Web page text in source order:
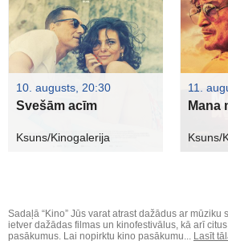
10. augusts, 20:30
Svešām acīm
Ksuns/Kinogalerija
11.
Mana
Ksuns/
Sadaļā “Kino” Jūs varat atrast dažādus ar mūziku
ietver dažādas filmas un kinofestivālus, kā arī
pasākumus. Lai nopirktu kino pasākumu... Lasīt